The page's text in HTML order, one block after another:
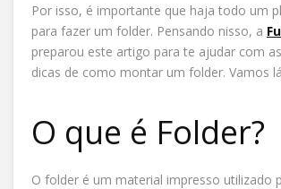
Por isso, é importante que haja todo um
para fazer um folder. Pensando nisso, a
preparou este artigo para te ajudar com
dicas de como montar um folder. Vamos
O que é Folder?
O folder é um material impresso utilizado